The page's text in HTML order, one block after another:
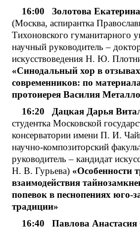
16:00 Золотова
(Москва, аспирантка
Тихоновского гуманитарного
научный руководитель –
искусствоведения Н. Ю.
«Синодальный хор в отзывах
современников: по
протоиерея Василия
16:20 Дацкая Дарья
студентка Московской
консерватории имени П. И.
научно-композиторский
руководитель – кандидат
Н. В. Гурьева) «Особенности
взаимодействия
попевок в песнопениях юго-
традиции»
16:40 Павлова Анастасия